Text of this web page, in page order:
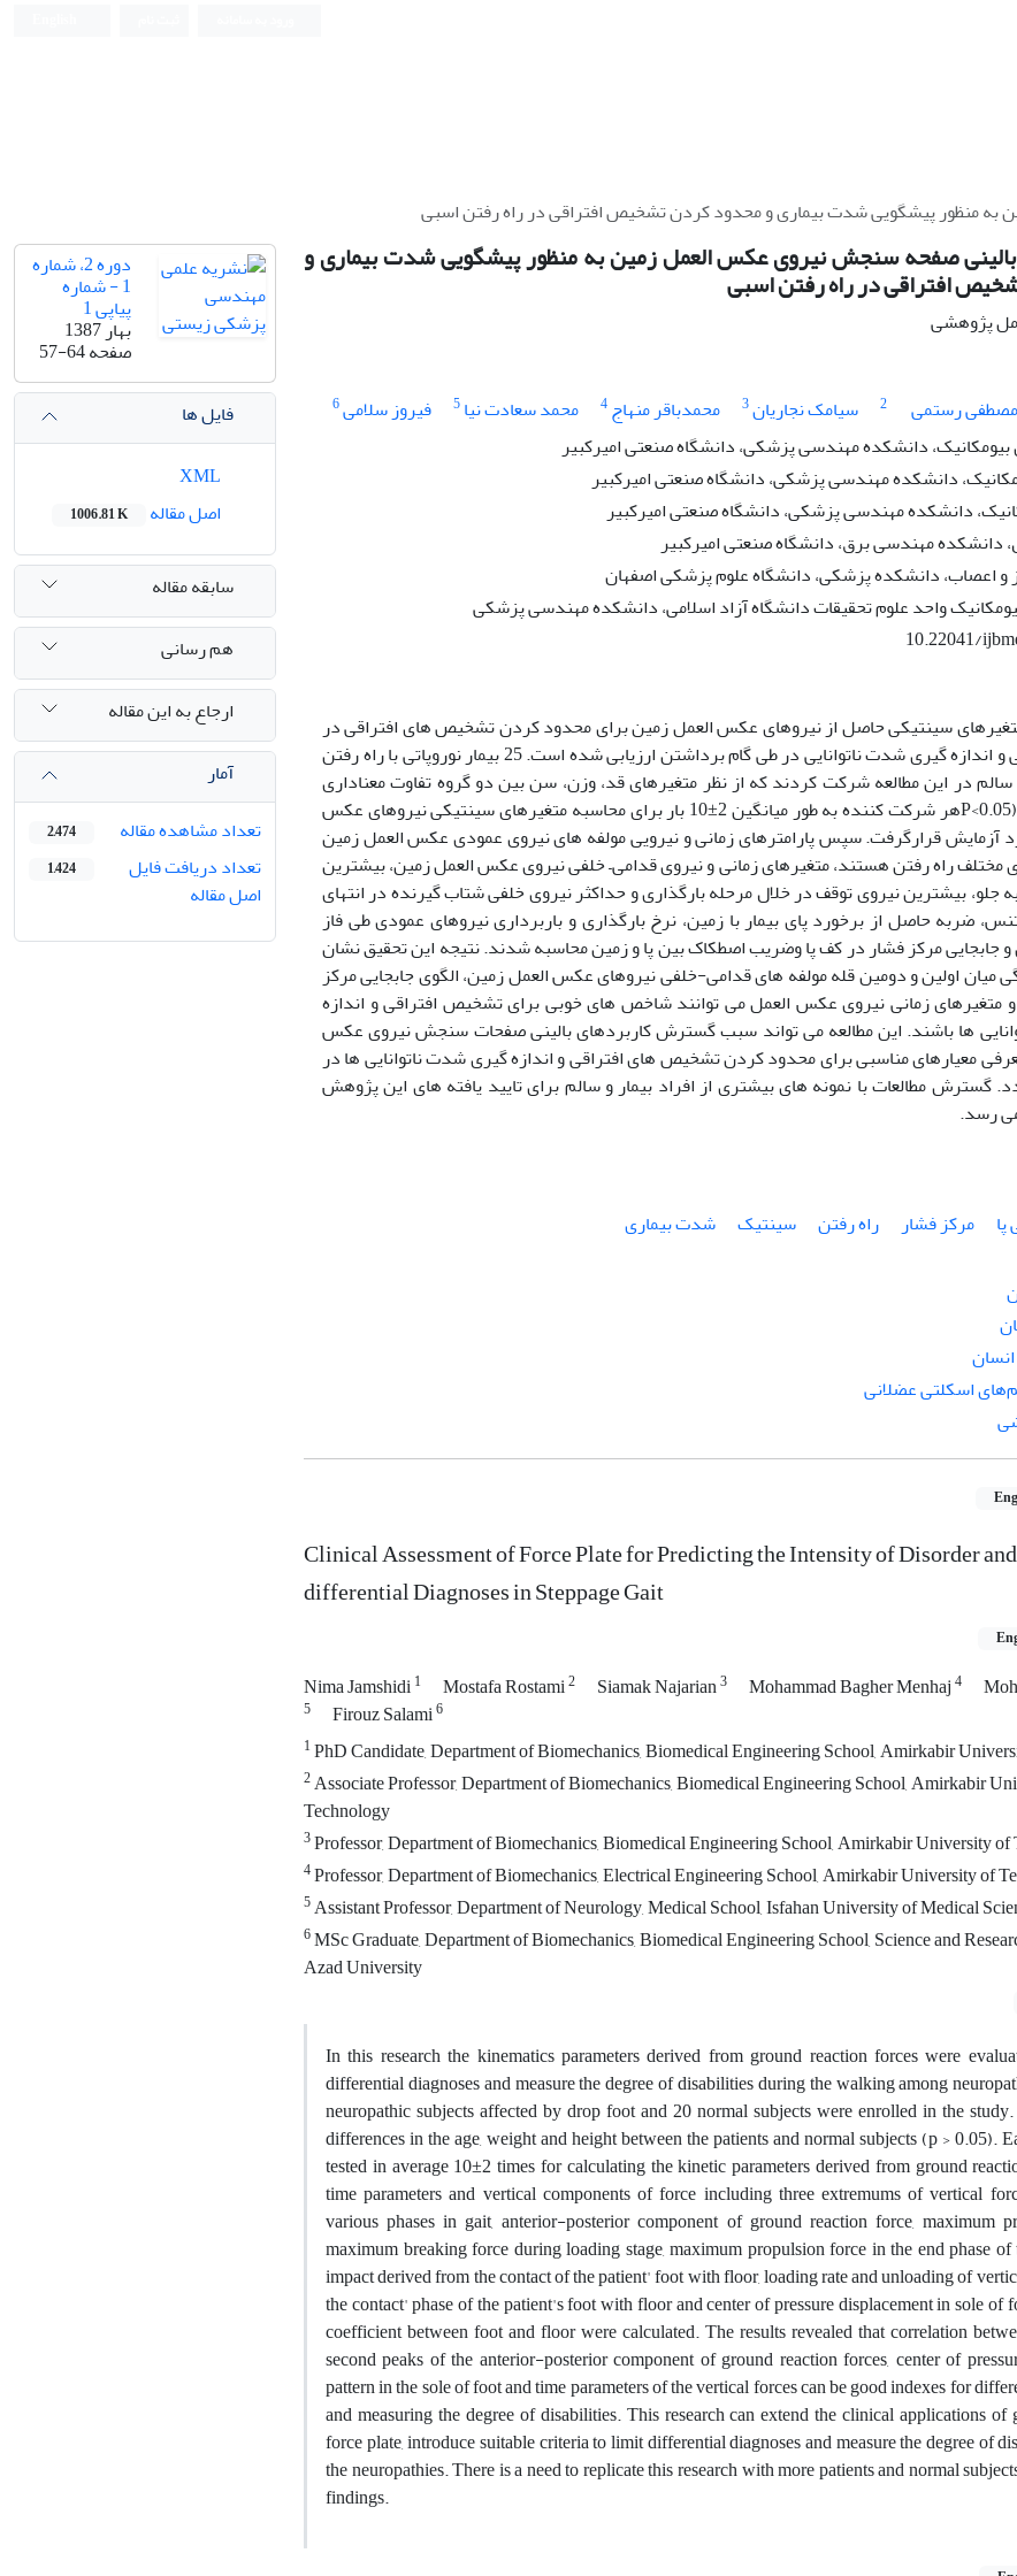
منظور پیشگویی شدت بیماری و محدود کردن تشخیص افتراقی در راه رفتن اسبی
صفحه سنجش نیروی عکس العمل زمین به منظور پیشگویی شدت بیماری و
افتراقی در راه رفتن اسبی
پژوهشی
مصطفی رستمی 2 سیامک نجاریان3 محمدباقر منهاج4 محمد سعادت نیا5 فیروز سلامی6
دانشکده مهندسی پزشکی، دانشگاه صنعتی امیرکبیر
دانشکده مهندسی پزشکی، دانشگاه صنعتی امیرکبیر
دانشکده مهندسی پزشکی، دانشگاه صنعتی امیرکبیر
دانشکده مهندسی برق، دانشگاه صنعتی امیرکبیر
و اعصاب، دانشکده پزشکی، دانشگاه علوم پزشکی اصفهان
واحد علوم تحقیقات دانشگاه آزاد اسلامی، دانشکده مهندسی پزشکی
10.22041/
سینتیکی حاصل از نیروهای عکس العمل زمین برای محدود کردن تشخیص های افتراقی در
بیماران نوروپاتی و اندازه گیری شدت ناتوانایی در طی گام برداشتن ارزیابی شده است. 25 بیمار نوروپاتی با راه رفتن
20 فرد سالم در این مطالعه شرکت کردند که از نظر متغیرهای قد، وزن، سن بین دو گروه تفاوت معناداری
وجودنداشت ( .(P<0.05هر شرکت کننده به طور میانگین 2±10 بار برای محاسبه متغیرهای سینتیکی نیروهای عکس
آزمایش قرارگرفت. سپس پارامترهای زمانی و نیرویی مولفه های نیروی عمودی عکس العمل زمین
مختلف راه رفتن هستند، متغیرهای زمانی و نیروی قدامی– خلفی نیروی عکس العمل زمین، بیشترین
جلو، بیشترین نیروی توقف در خلال مرحله بارگذاری و حداکثر نیروی خلفی شتاب گیرنده در انتهای
ضربه حاصل از برخورد پای بیمار با زمین، نرخ بارگذاری و باربرداری نیروهای عمودی طی فاز
و جابجایی مرکز فشار در کف پا وضریب اصطکاک بین پا و زمین محاسبه شدند. نتیجه این تحقیق نشان
میان اولین و دومین قله مولفه های قدامی-خلفی نیروهای عکس العمل زمین، الگوی جابجایی مرکز
متغیرهای زمانی نیروی عکس العمل می توانند شاخص های خوبی برای تشخیص افتراقی و اندازه
ها باشند. این مطالعه می تواند سبب گسترش کاربردهای بالینی صفحات سنجش نیروی عکس
معیارهای مناسبی برای محدود کردن تشخیص های افتراقی و اندازه گیری شدت ناتوانایی ها در
گسترش مطالعات با نمونه های بیشتری از افراد بیمار و سالم برای تایید یافته های این پژوهش
رسد.
مرکز فشار راه رفتن سینتیک
شدت بیماری
اسکلتی عضلانی
Clinical Assessment of Force Plate for Predicting the Intensity of Disorder
differential Diagnoses in Steppage Gait
Nima Jamshidi1 Mostafa Rostami2 Siamak Najarian3 Mohammad Bagher Menhaj4
5 Firouz Salami6
1PhD Candidate, Department of Biomechanics, Biomedical Engineering School, Amirkabir
2Associate Professor, Department of Biomechanics, Biomedical Engineering School, Amirkabir
Technology
3Professor, Department of Biomechanics, Biomedical Engineering School, Amirkabir University
4Professor, Department of Biomechanics, Electrical Engineering School, Amirkabir University of
5Assistant Professor, Department of Neurology, Medical School, Isfahan University of Medical
6MSc Graduate, Department of Biomechanics, Biomedical Engineering School, Science and
Azad University
In this research the kinematics parameters derived from ground reaction forces were
differential diagnoses and measure the degree of disabilities during the walking among
neuropathic subjects affected by drop foot and 20 normal subjects were enrolled in the
differences in the age, weight and height between the patients and normal subjects (p > 0.05).
tested in average 10±2 times for calculating the kinetic parameters derived from ground
time parameters and vertical components of force including three extremums of vertical
various phases in gait, anterior­-posterior component of ground reaction force, maximum
maximum breaking force during loading stage, maximum propulsion force in the end phase of
impact derived from the contact of the patient' foot with floor, loading rate and unloading of
the contact' phase of the patient's foot with floor and center of pressure displacement in sole of
coefficient between foot and floor were calculated. The results revealed that correlation
second peaks of the anterior-posterior component of ground reaction forces, center of
pattern in the sole of foot and time parameters of the vertical forces can be good indexes for
and measuring the degree of disabilities. This research can extend the clinical applications of
force plate, introduce suitable criteria to limit differential diagnoses and measure the degree of
the neuropathies. There is a need to replicate this research with more patients and normal
findings.
دوره 2، شماره
1 - شماره
پیاپی 1
بهار 1387
صفحه57-64
فایل ها
اصل مقاله
1006.81 K
سابقه مقاله
هم رسانی
ارجاع به این مقاله
آمار
تعداد مشاهده مقاله
2,474
تعداد دریافت فایل
اصل مقاله
1,424